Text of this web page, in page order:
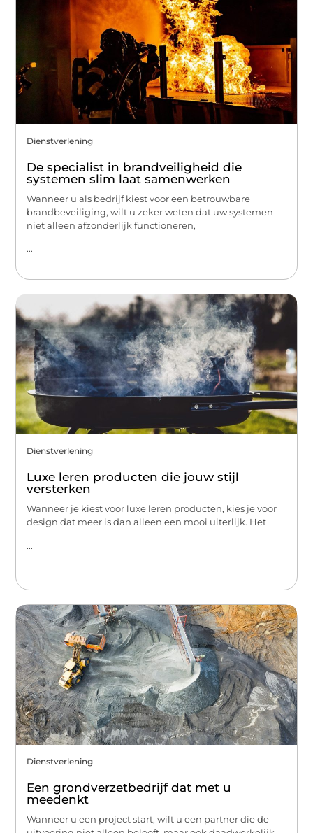
Dienstverlening
De specialist in brandveiligheid die
systemen slim laat samenwerken
Wanneer u als bedrijf kiest voor een betrouwbare
brandbeveiliging, wilt u zeker weten dat uw systemen
niet alleen afzonderlijk functioneren,
...
Dienstverlening
Luxe leren producten die jouw stijl
versterken
Wanneer je kiest voor luxe leren producten, kies je voor
design dat meer is dan alleen een mooi uiterlijk. Het
...
Dienstverlening
Een grondverzetbedrijf dat met u
meedenkt
Wanneer u een project start, wilt u een partner die de